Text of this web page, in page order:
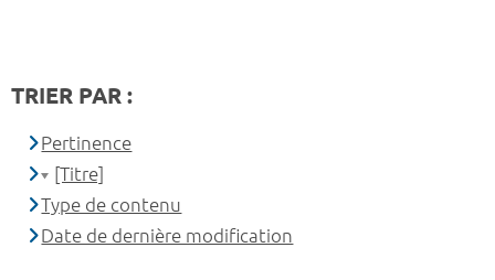
TRIER PAR :
Pertinence
[Titre]
Type de contenu
Date de dernière modification